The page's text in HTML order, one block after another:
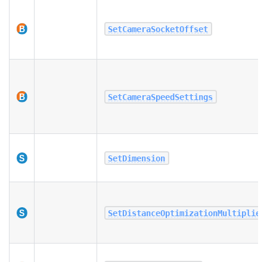
SetCameraSocketOffset
SetCameraSpeedSettings
SetDimension
SetDistanceOptimizationMultiplier